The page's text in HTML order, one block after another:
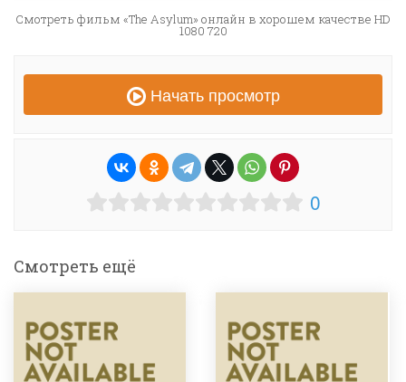
Смотреть фильм «The Asylum» онлайн в хорошем качестве HD
1080 720
Начать просмотр
0
Смотреть ещё